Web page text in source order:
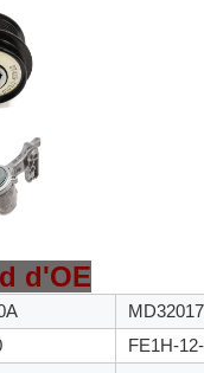
d'OE
FE1H-